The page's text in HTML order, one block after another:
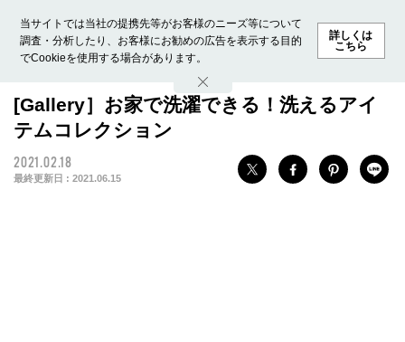
当サイトでは当社の提携先等がお客様のニーズ等について
調査・分析したり、お客様にお勧めの広告を表示する目的
でCookieを使用する場合があります。
詳しくは
こちら
ホーム モデル募集 ランキング ファッション ビューテ
[Gallery］お家で洗濯できる！洗えるアイ
テムコレクション
2021.02.18
最終更新日 : 2021.06.15